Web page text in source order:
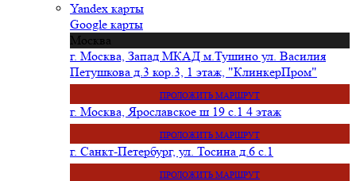
Yandex карты
Google карты
Москва
г. Москва, Запад МКАД м.Тушино ул. Василия
Петушкова д.3 кор.3, 1 этаж, "КлинкерПром"
ПРОЛОЖИТЬ МАРШРУТ
г. Москва, Ярославское ш 19 с.1 4 этаж
ПРОЛОЖИТЬ МАРШРУТ
г. Санкт-Петербург, ул. Тосина д.6 с.1
ПРОЛОЖИТЬ МАРШРУТ